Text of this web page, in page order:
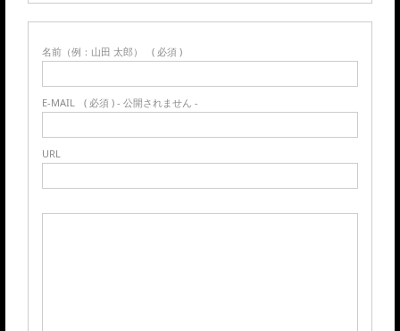
名前（例：山田 太郎） ( 必須 )
E-MAIL ( 必須 ) - 公開されません -
URL